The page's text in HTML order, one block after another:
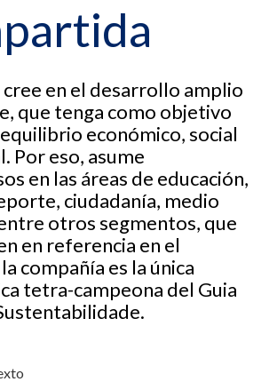
en el desarrollo amplio
que tenga como objetivo
económico, social
Por eso, asume
en las áreas de educación,
ciudadanía, medio
otros segmentos, que
en referencia en el
compañía es la única
tetra-campeona del Guia